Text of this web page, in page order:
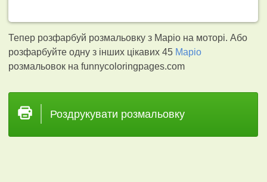
Тепер розфарбуй розмальовку з Маріо на моторі. Або
розфарбуйте одну з інших цікавих 45 Маріо
розмальовок на funnycoloringpages.com
Роздрукувати розмальовку